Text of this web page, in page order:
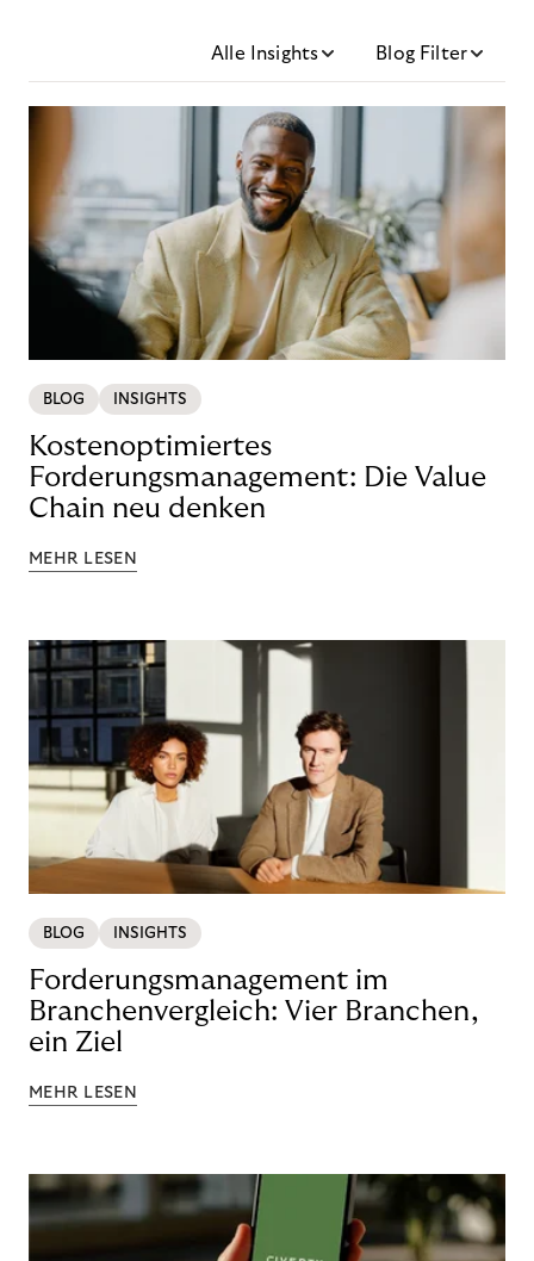
Alle Insights Blog Filter
BLOG INSIGHTS
Kostenoptimiertes
Forderungsmanagement: Die Value
Chain neu denken
MEHR LESEN
BLOG INSIGHTS
Forderungsmanagement im
Branchenvergleich: Vier Branchen,
ein Ziel
MEHR LESEN